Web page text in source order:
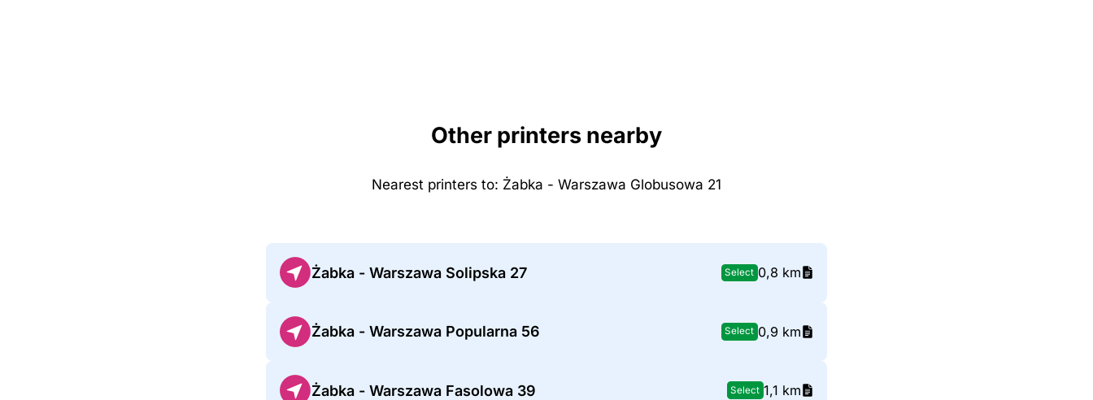
Other printers nearby
Nearest printers to: Żabka - Warszawa Globusowa 21
Żabka - Warszawa Solipska 27 Select 0,8 km
Żabka - Warszawa Popularna 56 Select 0,9 km
Żabka - Warszawa Fasolowa 39 Select 1,1 km